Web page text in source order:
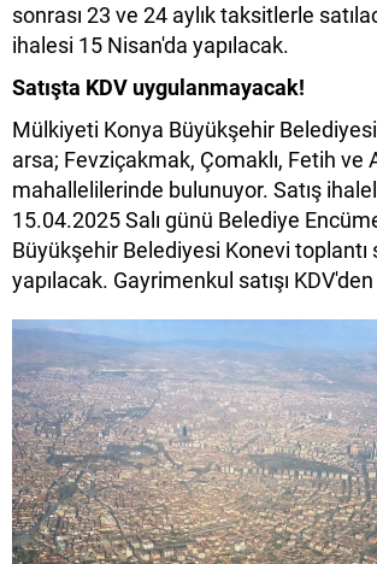
sonrası 23 ve 24 aylık taksitlerle
ihalesi 15 Nisan'da yapılacak.
Satışta KDV uygulanmayacak!
Mülkiyeti Konya Büyükşehir
arsa; Fevziçakmak, Çomaklı, Fetih ve
mahallelilerinde bulunuyor. Satış
15.04.2025 Salı günü Belediye
Büyükşehir Belediyesi Konevi toplantı
yapılacak. Gayrimenkul satışı